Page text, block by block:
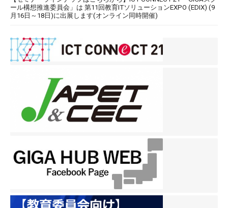
ール構想推進委員会」は 第11回教育ITソリューションEXPO (EDIX) (9
月16日～18日)に出展します(オンライン同時開催)